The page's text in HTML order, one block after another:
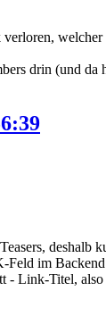
welcher
drin (und da
deshalb
Feld im
- Link-Titel, also